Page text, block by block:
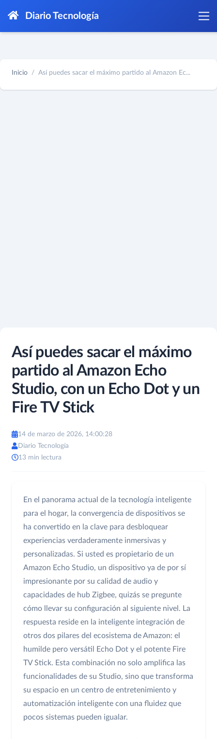
Diario Tecnología
Inicio Así puedes sacar el máximo partido al Amazon Ec...
Así puedes sacar el máximo
partido al Amazon Echo
Studio, con un Echo Dot y un
Fire TV Stick
14 de marzo de 2026, 14:00:28
Diario Tecnología
13 min lectura
En el panorama actual de la tecnología inteligente
para el hogar, la convergencia de dispositivos se
ha convertido en la clave para desbloquear
experiencias verdaderamente inmersivas y
personalizadas. Si usted es propietario de un
Amazon Echo Studio, un dispositivo ya de por sí
impresionante por su calidad de audio y
capacidades de hub Zigbee, quizás se pregunte
cómo llevar su configuración al siguiente nivel. La
respuesta reside en la inteligente integración de
otros dos pilares del ecosistema de Amazon: el
humilde pero versátil Echo Dot y el potente Fire
TV Stick. Esta combinación no solo amplifica las
funcionalidades de su Studio, sino que transforma
su espacio en un centro de entretenimiento y
automatización inteligente con una fluidez que
pocos sistemas pueden igualar.